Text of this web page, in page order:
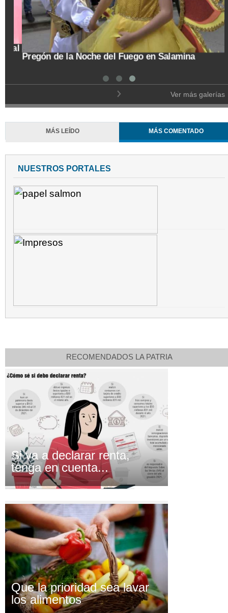
Pregón de la Noche del Fuego en Salamina
Ver más galerías
MÁS LEÍDO MÁS COMENTADO
NUESTROS PORTALES
RECOMENDADOS LA PATRIA
Si va a declarar renta,
tenga en cuenta...
Que la prioridad sea lavar
los alimentos